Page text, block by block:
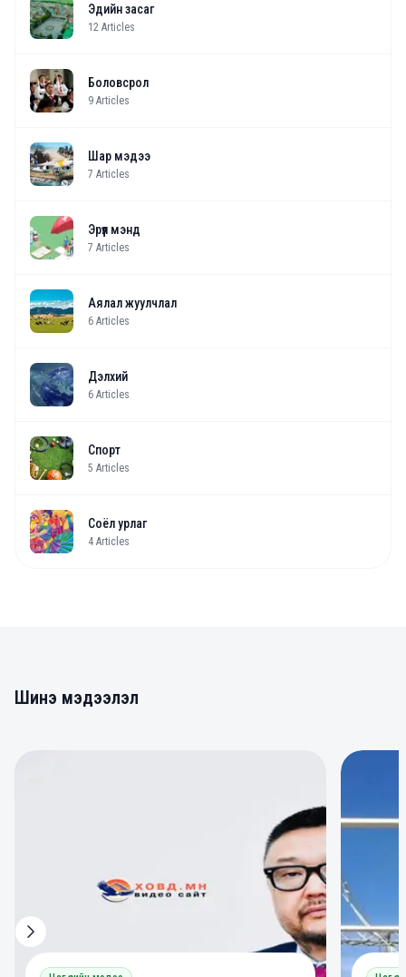
Эдийн засаг
12 Articles
Боловсрол
9 Articles
Шар мэдээ
7 Articles
Эрүүл мэнд
7 Articles
Аялал жуулчлал
6 Articles
Дэлхий
6 Articles
Спорт
5 Articles
Соёл урлаг
4 Articles
Шинэ мэдээлэл